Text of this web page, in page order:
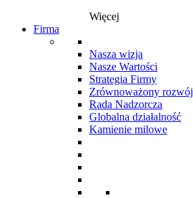
Więcej
Firma
Nasza wizja
Nasze Wartości
Strategia Firmy
Zrównoważony rozwój
Rada Nadzorcza
Globalna działalność
Kamienie milowe